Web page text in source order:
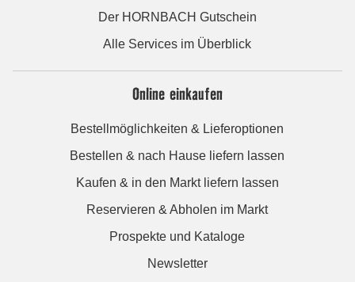
Der HORNBACH Gutschein
Alle Services im Überblick
Online einkaufen
Bestellmöglichkeiten & Lieferoptionen
Bestellen & nach Hause liefern lassen
Kaufen & in den Markt liefern lassen
Reservieren & Abholen im Markt
Prospekte und Kataloge
Newsletter